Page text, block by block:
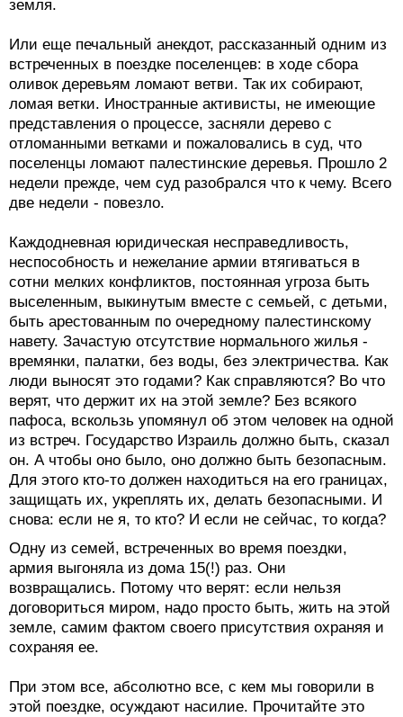
земля.
Или еще печальный анекдот, рассказанный одним из
встреченных в поездке поселенцев: в ходе сбора
оливок деревьям ломают ветви. Так их собирают,
ломая ветки. Иностранные активисты, не имеющие
представления о процессе, засняли дерево с
отломанными ветками и пожаловались в суд, что
поселенцы ломают палестинские деревья. Прошло 2
недели прежде, чем суд разобрался что к чему. Всего
две недели - повезло.
Каждодневная юридическая несправедливость,
неспособность и нежелание армии втягиваться в
сотни мелких конфликтов, постоянная угроза быть
выселенным, выкинутым вместе с семьей, с детьми,
быть арестованным по очередному палестинскому
навету. Зачастую отсутствие нормального жилья -
времянки, палатки, без воды, без электричества. Как
люди выносят это годами? Как справляются? Во что
верят, что держит их на этой земле? Без всякого
пафоса, вскользь упомянул об этом человек на одной
из встреч. Государство Израиль должно быть, сказал
он. А чтобы оно было, оно должно быть безопасным.
Для этого кто-то должен находиться на его границах,
защищать их, укреплять их, делать безопасными. И
снова: если не я, то кто? И если не сейчас, то когда?
Одну из семей, встреченных во время поездки,
армия выгоняла из дома 15(!) раз. Они
возвращались. Потому что верят: если нельзя
договориться миром, надо просто быть, жить на этой
земле, самим фактом своего присутствия охраняя и
сохраняя ее.
При этом все, абсолютно все, с кем мы говорили в
этой поездке, осуждают насилие. Прочитайте это